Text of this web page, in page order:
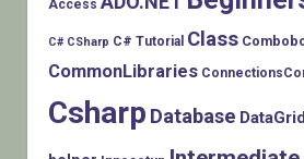
Access
C# CSharp C# Tutorial Class
CommonLibraries
Csharp Database